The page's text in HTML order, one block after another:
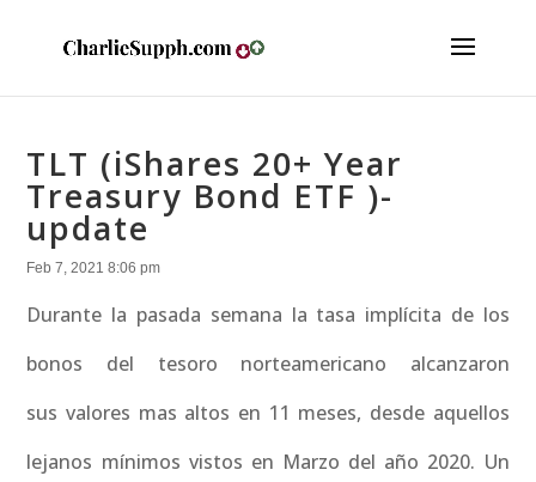
TLT (iShares 20+ Year
Treasury Bond ETF )-
update
Feb 7, 2021 8:06 pm
Durante la pasada semana la tasa implícita de los
bonos del tesoro norteamericano alcanzaron
sus valores mas altos en 11 meses, desde aquellos
lejanos mínimos vistos en Marzo del año 2020. Un